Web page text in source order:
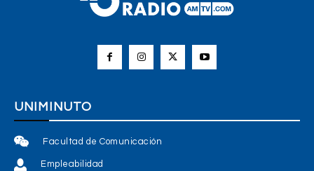
UNIMINUTO
Facultad de Comunicación
Empleabilidad